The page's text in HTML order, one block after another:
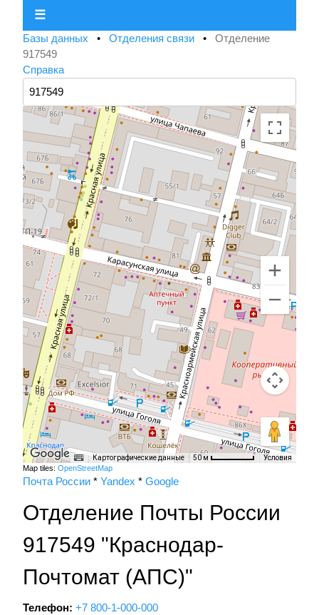
☰
Базы данных • Отделения связи • Отделение
917549
Справка
Картографические данные 50 м Условия
Map tiles: OpenStreetMap
Почта России * Yandex * Google
Отделение Почты России
917549 "Краснодар-
Почтомат (АПС)"
Телефон: +7 800-1-000-000